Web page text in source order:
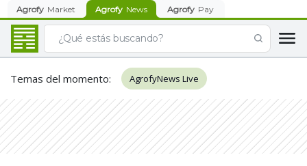
Agrofy Market Agrofy News Agrofy Pay
Temas del momento: AgrofyNews Live